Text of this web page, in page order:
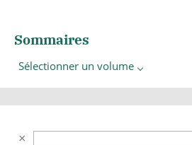
Sommaires
Sélectionner un volume